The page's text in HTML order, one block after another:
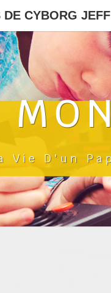
DE CYBORG JEFF
Vie D'un